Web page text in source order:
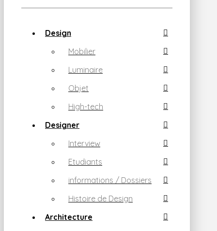
Design
Mobilier
Luminaire
Objet
High-tech
Designer
Interview
Etudiants
informations / Dossiers
Histoire de Design
Architecture